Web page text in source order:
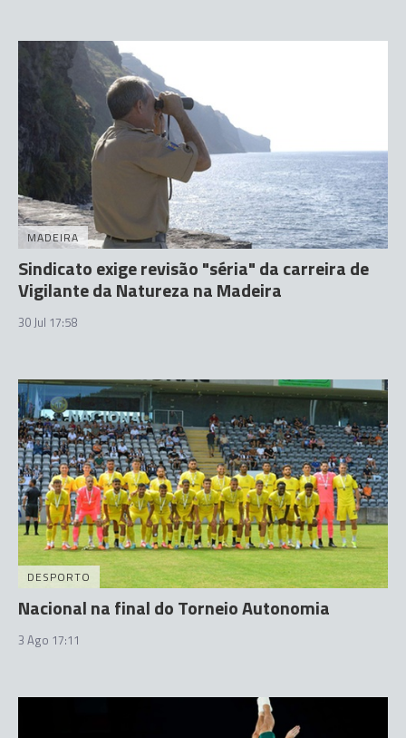
MADEIRA
Sindicato exige revisão "séria" da carreira de
Vigilante da Natureza na Madeira
30 Jul 17:58
DESPORTO
Nacional na final do Torneio Autonomia
3 Ago 17:11